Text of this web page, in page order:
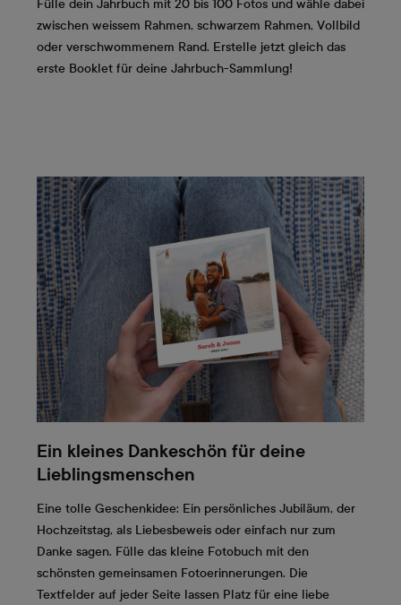
Fülle dein Jahrbuch mit 20 bis 100 Fotos und wähle dabei
zwischen weissem Rahmen, schwarzem Rahmen, Vollbild
oder verschwommenem Rand. Erstelle jetzt gleich das
erste Booklet für deine Jahrbuch-Sammlung!
Ein kleines Dankeschön für deine
Lieblingsmenschen
Eine tolle Geschenkidee: Ein persönliches Jubiläum, der
Hochzeitstag, als Liebesbeweis oder einfach nur zum
Danke sagen. Fülle das kleine Fotobuch mit den
schönsten gemeinsamen Fotoerinnerungen. Die
Textfelder auf jeder Seite lassen Platz für eine liebe